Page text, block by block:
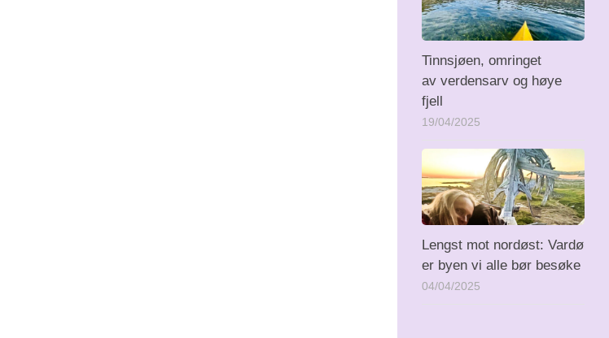
Tinnsjøen, omringet
av verdensarv og høye
fjell
19/04/2025
Lengst mot nordøst: Vardø
er byen vi alle bør besøke
04/04/2025